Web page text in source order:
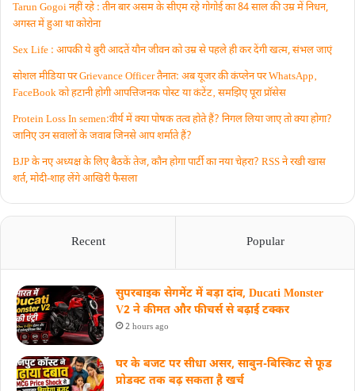
Tarun Gogoi नहीं रहे : तीन बार असम के सीएम रहे गोगोई का 84 साल की उम्र में निधन,
अगस्त में हुआ था कोरोना
Sex Life : आपकी ये बुरी आदतें याैन जीवन को उम्र से पहले ही कर देंगी खत्म, संभल जाएं
सोशल मीडिया पर Grievance Officer तैनात: अब यूजर की कंप्लेन पर WhatsApp‚
FaceBook को हटानी होगी आपत्तिजनक पोस्ट या कंटेंट‚ समझिए पूरा प्रॉसेस
Protein Loss In semen:वीर्य में क्या पोषक तत्व होते हैं? निगल लिया जाए तो क्या होगा?
जानिए उन सवालों के जवाब जिनसे आप शर्माते हैं?
BJP के नए अध्यक्ष के लिए बैठकें तेज, कौन होगा पार्टी का नया चेहरा? RSS ने रखी खास
शर्त, मोदी-शाह लेंगे आखिरी फैसला
Recent Popular
सुपरबाइक सेगमेंट में बड़ा दांव, Ducati Monster
V2 ने कीमत और फीचर्स से बढ़ाई टक्कर
2 hours ago
घर के बजट पर सीधा असर, साबुन-बिस्किट से फूड
प्रोडक्ट तक बढ़ सकता है खर्च